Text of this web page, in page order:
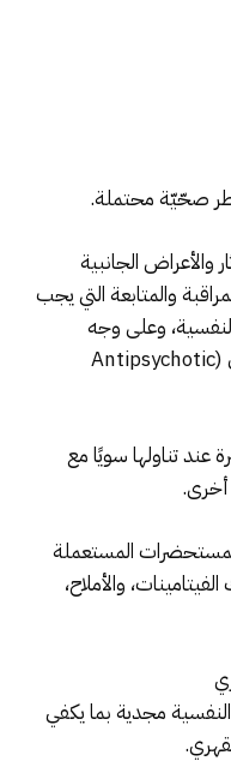
صحّيّة محتملة.
والأعراض الجانبية
والمتابعة التي يجب
وعلى وجه
التحديد منها: الأدوية المضادّة للذهان (Antipsychotic
تناولها سويًا مع
أخرى.
المستعملة
والأملاح،
النفسية مجدية بما يكفي